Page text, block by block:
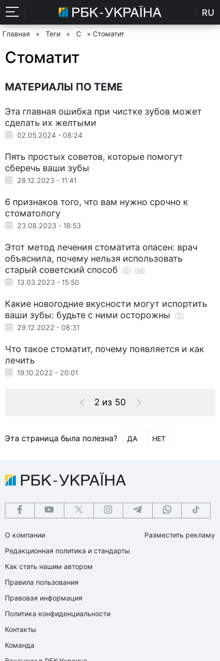
RU
Главная » Теги » С » Стоматит
Стоматит
МАТЕРИАЛЫ ПО ТЕМЕ
Эта главная ошибка при чистке зубов может
сделать их желтыми
02.05.2024 - 08:24
Пять простых советов, которые помогут
сберечь ваши зубы
28.12.2023 - 11:41
6 признаков того, что вам нужно срочно к
стоматологу
23.08.2023 - 18:53
Этот метод лечения стоматита опасен: врач
объяснила, почему нельзя использовать
старый советский способ
13.03.2023 - 15:50
Какие новогодние вкусности могут испортить
ваши зубы: будьте с ними осторожны
29.12.2022 - 08:31
Что такое стоматит, почему появляется и как
лечить
19.10.2022 - 20:01
2 из 50
Эта страница была полезна? ДА НЕТ
О компании
Редакционная политика и стандарты
Как стать нашим автором
Правила пользования
Правовая информация
Политика конфиденциальности
Контакты
Команда
Разместить рекламу